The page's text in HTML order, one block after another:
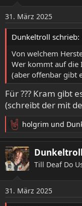
Fertig, ich weiß
aber es war
auf der Gegenseite
übersichtlicher
Aber nun steht das
n
e
n
31. März 2025
Dunkeltroll schrieb:
Von welchem
Wer kommt auf die
(aber offenbar gibt
Für ??? Kram gibt
(schreibt der mit
R
e
a
k
t
n
holgrim und
Dunkeltroll
Till Deaf Do
31. März 2025